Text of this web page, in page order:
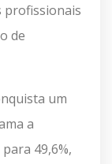
profissionais
de
um
a
49,6%,